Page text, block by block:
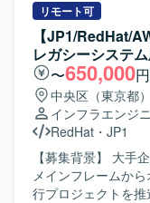
設計まで一連の工程
経験を積むことができます。 【開発環
Linux、Openframe
JP1/IM3、
クトに参画してい
ア、運用設計の専
データ転送方式の
ます。また、JP1/
や、各種ドキュメ
【求める人物像】
ら主体的に業務を
顧客への説明資料作
ドキュメント作成
ける方が望ましいです。 【ポジションの魅力
ガシーシステム刷
リモート可
【JP1/RedHat/
レガシーシステ
〜650,000
中央区（東京都）
インフラエンジ
RedHat ・ JP1
【募集背景】 大手
メインフレームか
行プロジェクトを